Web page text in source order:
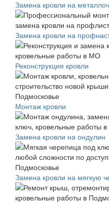
Замена кровли на
Замена кровли на
Реконструкция кровли
Монтаж кровли
Замена кровли на ондулин
Замена кровли на мягкую